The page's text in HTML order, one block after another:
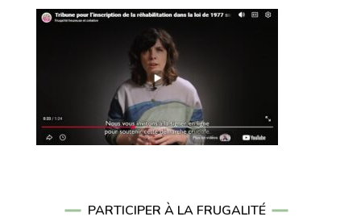
PARTICIPER À LA FRUGALITÉ